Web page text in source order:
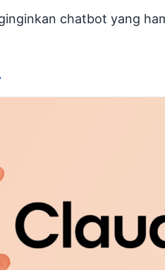
chatbot yang